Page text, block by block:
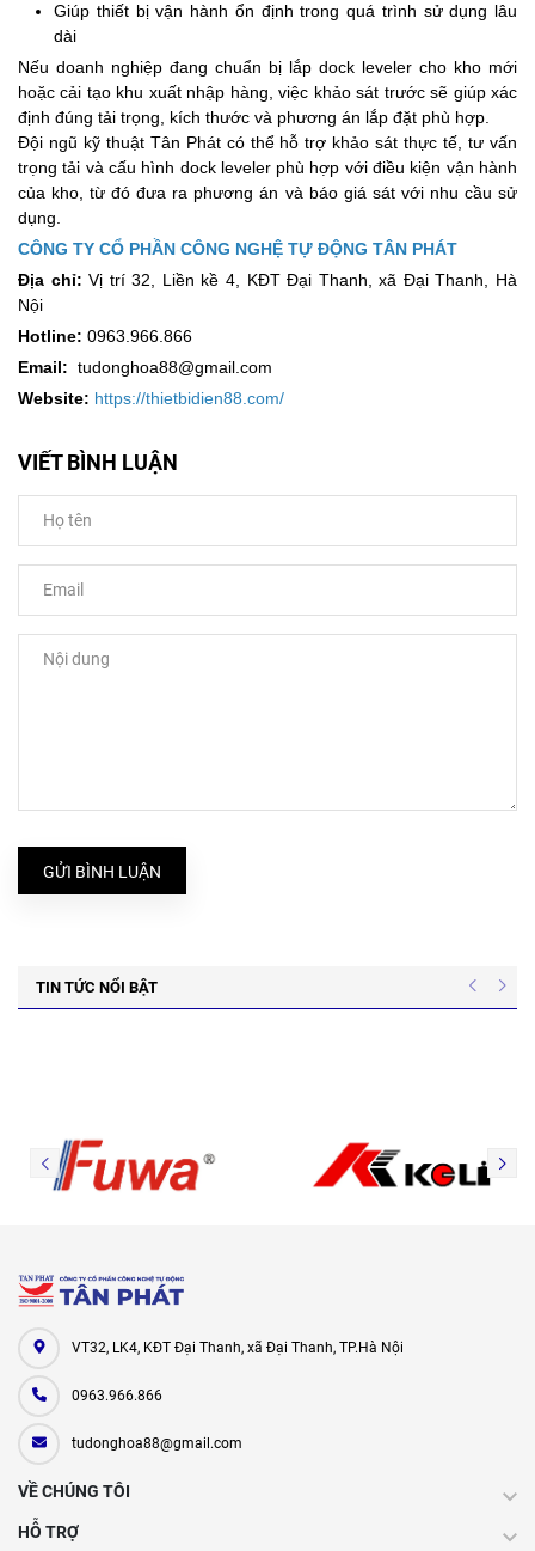
Giúp thiết bị vận hành ổn định trong quá trình sử dụng lâu
dài
Nếu doanh nghiệp đang chuẩn bị lắp dock leveler cho kho mới
hoặc cải tạo khu xuất nhập hàng, việc khảo sát trước sẽ giúp xác
định đúng tải trọng, kích thước và phương án lắp đặt phù hợp.
Đội ngũ kỹ thuật Tân Phát có thể hỗ trợ khảo sát thực tế, tư vấn
trọng tải và cấu hình dock leveler phù hợp với điều kiện vận hành
của kho, từ đó đưa ra phương án và báo giá sát với nhu cầu sử
dụng.
CÔNG TY CỔ PHẦN CÔNG NGHỆ TỰ ĐỘNG TÂN PHÁT
Địa chỉ:Vị trí 32, Liền kề 4, KĐT Đại Thanh, xã Đại Thanh, Hà
Nội
Hotline: 0963.966.866
Email: tudonghoa88@gmail.com
Website: https://thietbidien88.com/
VIẾT BÌNH LUẬN
GỬI BÌNH LUẬN
TIN TỨC NỔI BẬT
VT32, LK4, KĐT Đại Thanh, xã Đại Thanh, TP.Hà Nội
0963.966.866
tudonghoa88@gmail.com
VỀ CHÚNG TÔI
HỖ TRỢ